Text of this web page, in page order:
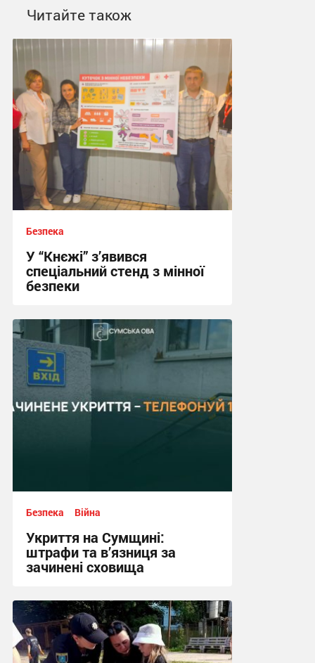
Читайте також
Безпека
У “Кнєжі” з’явився
спеціальний стенд з мінної
безпеки
17:24, 14.07.2026
Безпека Війна
Укриття на Сумщині:
штрафи та в’язниця за
зачинені сховища
12:03, 13.07.2026